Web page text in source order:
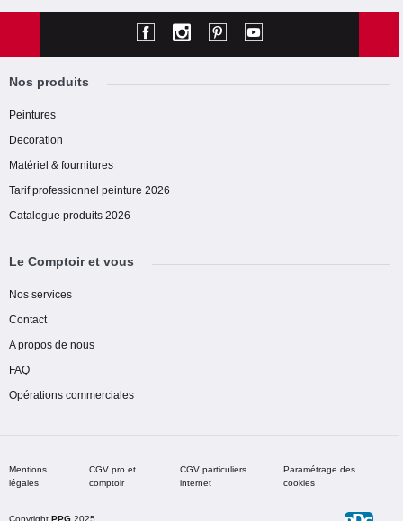
Nos produits
Peintures
Decoration
Matériel & fournitures
Tarif professionnel peinture 2026
Catalogue produits 2026
Le Comptoir et vous
Nos services
Contact
A propos de nous
FAQ
Opérations commerciales
Mentions
légales
CGV pro et
comptoir
CGV particuliers
internet
Paramétrage des
cookies
Copyright PPG 2025